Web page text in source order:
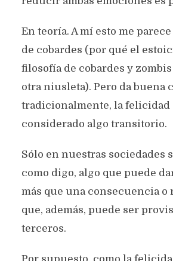
En teoría. A mí esto me
de cobardes (por qué el
filosofía de cobardes y zombis
otra niusleta). Pero da buena
tradicionalmente, la felicidad
considerado algo transitorio.
Sólo en nuestras sociedades
como digo, algo que puede
más que una consecuencia o
que, además, puede ser
terceros.